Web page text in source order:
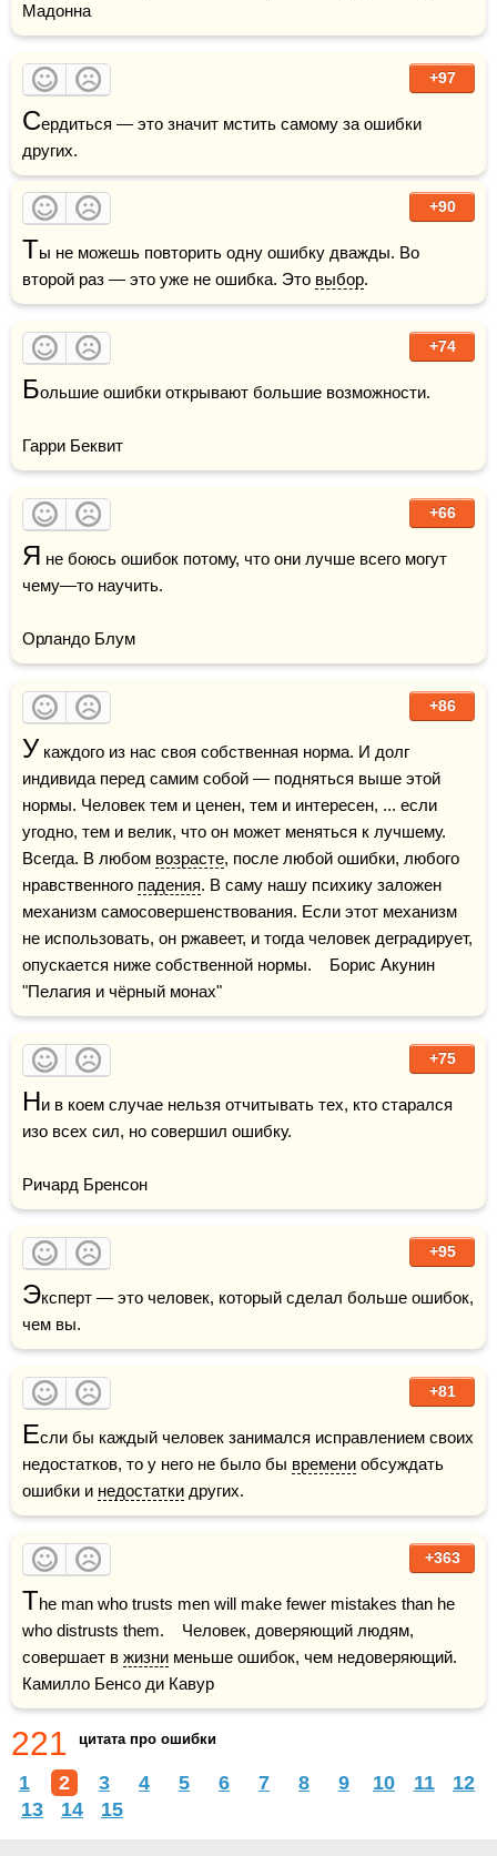
Мадонна
+97
Сердиться — это значит мстить самому за ошибки
других.
+90
Ты не можешь повторить одну ошибку дважды. Во
второй раз — это уже не ошибка. Это выбор.
+74
Большие ошибки открывают большие возможности.
Гарри Беквит
+66
Я не боюсь ошибок потому, что они лучше всего могут
чему—то научить.
Орландо Блум
+86
У каждого из нас своя собственная норма. И долг
индивида перед самим собой — подняться выше этой
нормы. Человек тем и ценен, тем и интересен, ... если
угодно, тем и велик, что он может меняться к лучшему.
Всегда. В любом возрасте, после любой ошибки, любого
нравственного падения. В саму нашу психику заложен
механизм самосовершенствования. Если этот механизм
не использовать, он ржавеет, и тогда человек деградирует,
опускается ниже собственной нормы.    Борис Акунин
"Пелагия и чёрный монах"
+75
Ни в коем случае нельзя отчитывать тех, кто старался
изо всех сил, но совершил ошибку.
Ричард Бренсон
+95
Эксперт — это человек, который сделал больше ошибок,
чем вы.
+81
Если бы каждый человек занимался исправлением своих
недостатков, то у него не было бы времени обсуждать
ошибки и недостатки других.
+363
The man who trusts men will make fewer mistakes than he
who distrusts them.    Человек, доверяющий людям,
совершает в жизни меньше ошибок, чем недоверяющий.
Камилло Бенсо ди Кавур
221 цитата про ошибки
1 2 3 4 5 6 7 8 9 10 11
12
13
14 15